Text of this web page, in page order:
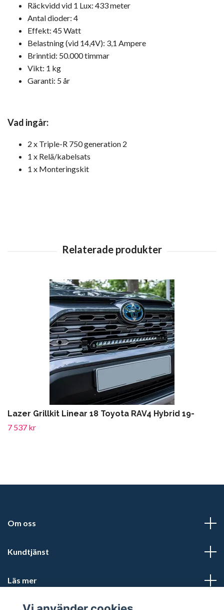
Räckvidd vid 1 Lux: 433 meter
Antal dioder: 4
Effekt: 45 Watt
Belastning (vid 14,4V): 3,1 Ampere
Brinntid: 50.000 timmar
Vikt: 1 kg
Garanti: 5 år
Vad ingår:
2 x Triple-R 750 generation 2
1 x Relä/kabelsats
1 x Monteringskit
Lazer Grillkit Linear 18 Toyota RAV4 Hybrid 19-
7 537 kr
Om oss
Kundtjänst
Läs mer